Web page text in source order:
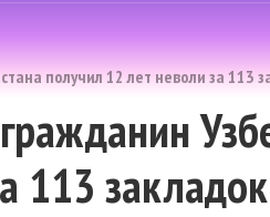
получил 12 лет неволи за 113
113